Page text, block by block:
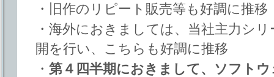
・旧作のリピート販売等も好調に推移
・海外におきましては、当社主力シ
開を行い、こちらも好調に推移
・ 第４四半期におきまして、ソフト